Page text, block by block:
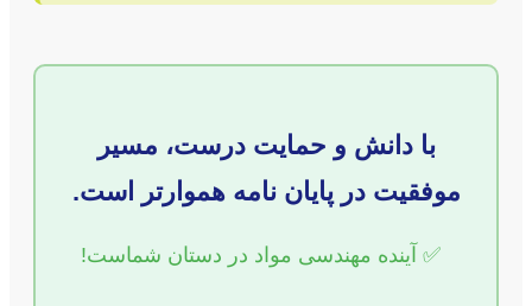
با دانش و حمایت درست، مسیر
موفقیت در پایان نامه هموارتر است.
✅ آینده مهندسی مواد در دستان شماست!